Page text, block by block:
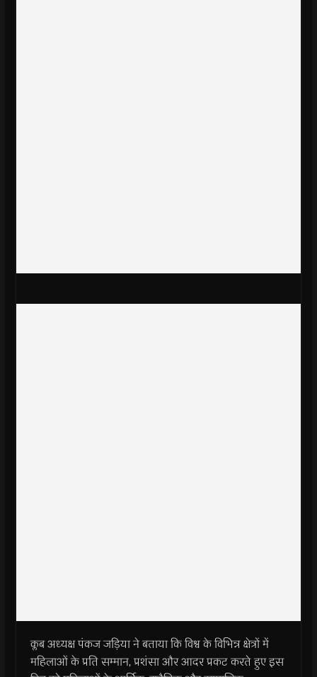
क्लब अध्यक्ष पंकज जड़िया ने बताया कि विश्व के विभिन्न क्षेत्रों में
महिलाओं के प्रति सम्मान, प्रशंसा और आदर प्रकट करते हुए इस